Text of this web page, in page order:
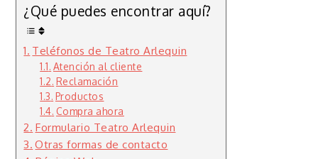
¿Qué puedes encontrar aquí?
Teléfonos de Teatro Arlequin
Atención al cliente
Reclamación
Productos
Compra ahora
Formulario Teatro Arlequin
Otras formas de contacto